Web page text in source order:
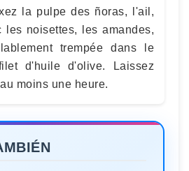
la pulpe des ñoras, l'ail,
les noisettes, les amandes,
trempée dans le
d'huile d'olive. Laissez
moins une heure.